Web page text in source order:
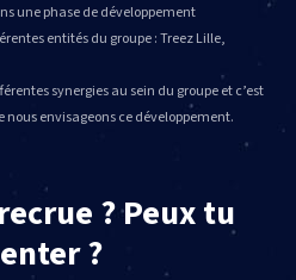
une phase de développement
entités du groupe : Treez Lille,
synergies au sein du groupe et c’est
envisageons ce développement.
? Peux tu
?